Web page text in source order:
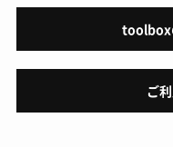
toolbox
ご